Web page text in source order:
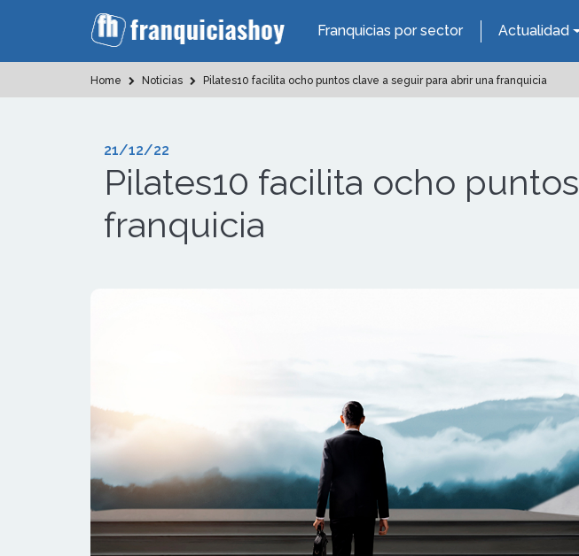
Franquicias por sector Actualidad
Home Noticias Pilates10 facilita ocho puntos clave a seguir para abrir una franquicia
21/12/22
Pilates10 facilita ocho
franquicia